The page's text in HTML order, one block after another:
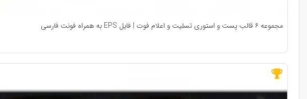
مجموعه ۶ قالب پست و استوری تسلیت و اعلام فوت | فایل EPS به همراه فونت فارسی